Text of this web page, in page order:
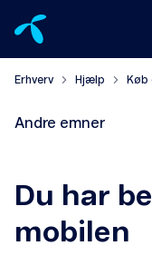
Erhverv Hjælp Køb
Andre emner
Du har
mobilen